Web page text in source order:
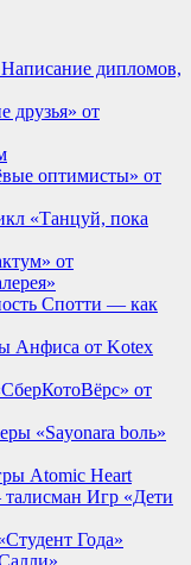
дипломов,
друзья» от
оптимисты» от
«Танцуй, пока
от
Спотти — как
Анфиса от Kotex
от
«Sayonara bоль»
Atomic Heart
Игр «Дети
Года»